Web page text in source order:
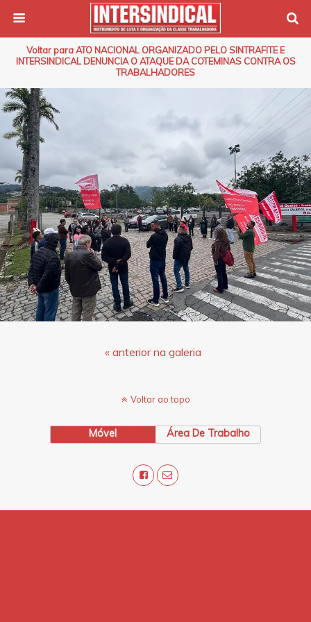
Voltar para ATO NACIONAL ORGANIZADO PELO SINTRAFITE E
INTERSINDICAL DENUNCIA O ATAQUE DA COTEMINAS CONTRA OS
TRABALHADORES
« anterior na galeria
Voltar ao topo
Móvel Área De Trabalho